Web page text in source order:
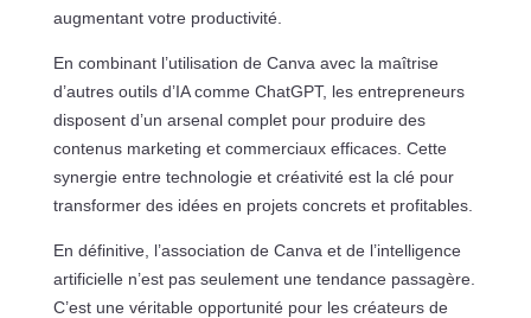
augmentant votre productivité.
En combinant l’utilisation de Canva avec la maîtrise
d’autres outils d’IA comme ChatGPT, les entrepreneurs
disposent d’un arsenal complet pour produire des
contenus marketing et commerciaux efficaces. Cette
synergie entre technologie et créativité est la clé pour
transformer des idées en projets concrets et profitables.
En définitive, l’association de Canva et de l’intelligence
artificielle n’est pas seulement une tendance passagère.
C’est une véritable opportunité pour les créateurs de